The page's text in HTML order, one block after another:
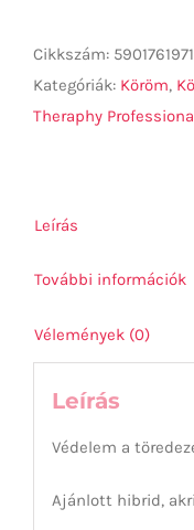
12ml
mennyiség
Cikkszám:
Kategóriák: Köröm,
Theraphy
Leírás
További információk
Vélemények (0)
Leírás
Védelem a
Ajánlott hibrid,